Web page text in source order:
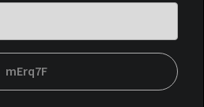
mErq7F